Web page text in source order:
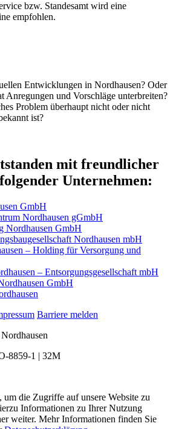
bzw. Standesamt wird eine
empfohlen.
Entwicklungen in Nordhausen? Oder
Anregungen und Vorschläge unterbreiten?
Problem überhaupt nicht oder nicht
ist?
mit freundlicher
Unternehmen:
GmbH
Nordhausen gGmbH
Nordhausen GmbH
Nordhausen mbH
– Holding für Versorgung und
– Entsorgungsgesellschaft mbH
GmbH
Barriere melden
8859-1 | 32M
die Zugriffe auf unsere Website zu
Informationen zu Ihrer Nutzung
weiter. Mehr Informationen finden Sie